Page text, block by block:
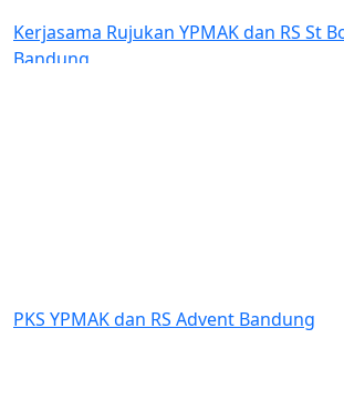
Rujukan YPMAK dan RS St
YPMAK dan RS Advent Bandung